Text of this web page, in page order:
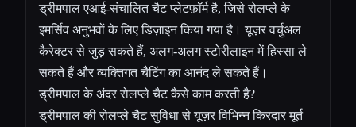
ड्रीमपाल एआई-संचालित चैट प्लेटफ़ॉर्म है, जिसे रोलप्ले के
इमर्सिव अनुभवों के लिए डिज़ाइन किया गया है। यूज़र वर्चुअल
कैरेक्टर से जुड़ सकते हैं, अलग-अलग स्टोरीलाइन में हिस्सा ले
सकते हैं और व्यक्तिगत चैटिंग का आनंद ले सकते हैं।
ड्रीमपाल के अंदर रोलप्ले चैट कैसे काम करती है?
ड्रीमपाल की रोलप्ले चैट सुविधा से यूज़र विभिन्न किरदार मूर्त